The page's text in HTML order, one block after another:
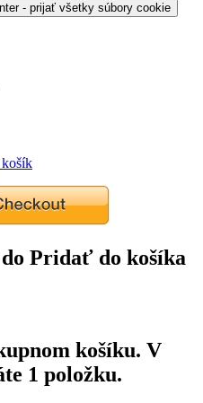
- prijať všetky súbory cookie
Pridať do košíka
košíku. V
1 položku.